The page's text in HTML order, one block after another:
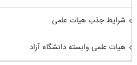
شرایط جذب هیات علمی
هیات علمی وابسته دانشگاه آزاد